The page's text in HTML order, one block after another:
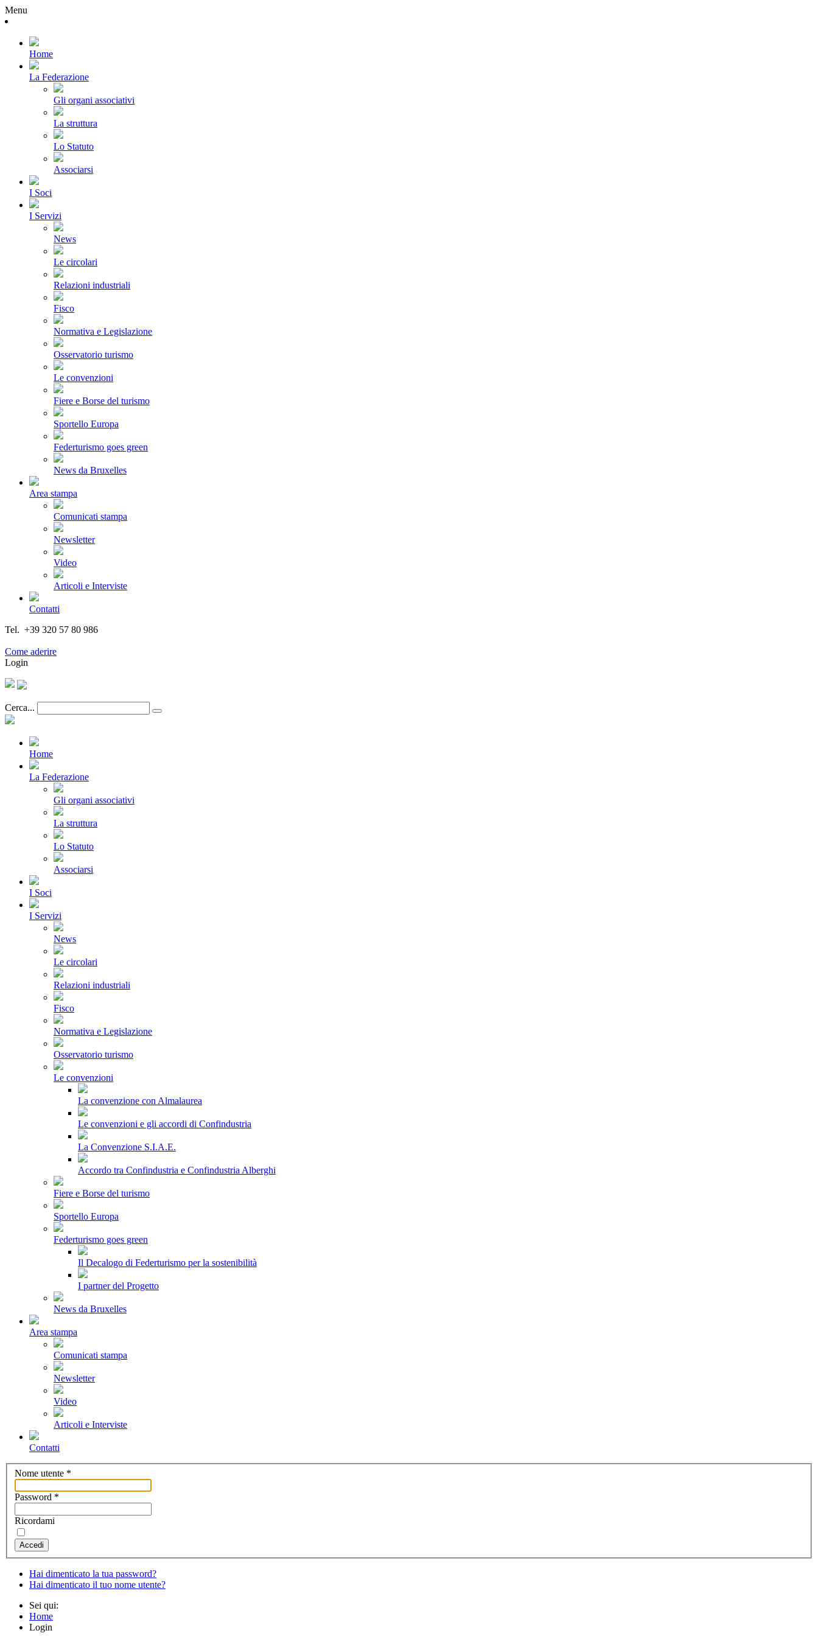
Menu
Home
La Federazione
Gli organi associativi
La struttura
Lo Statuto
Associarsi
I Soci
I Servizi
News
Le circolari
Relazioni industriali
Fisco
Normativa e Legislazione
Osservatorio turismo
Le convenzioni
Fiere e Borse del turismo
Sportello Europa
Federturismo goes green
News da Bruxelles
Area stampa
Comunicati stampa
Newsletter
Video
Articoli e Interviste
Contatti
Tel. +39 320 57 80 986
Come aderire
Login
Cerca...
Home
La Federazione
Gli organi associativi
La struttura
Lo Statuto
Associarsi
I Soci
I Servizi
News
Le circolari
Relazioni industriali
Fisco
Normativa e Legislazione
Osservatorio turismo
Le convenzioni
La convenzione con Almalaurea
Le convenzioni e gli accordi di Confindustria
La Convenzione S.I.A.E.
Accordo tra Confindustria e Confindustria Alberghi
Fiere e Borse del turismo
Sportello Europa
Federturismo goes green
Il Decalogo di Federturismo per la sostenibilità
I partner del Progetto
News da Bruxelles
Area stampa
Comunicati stampa
Newsletter
Video
Articoli e Interviste
Contatti
Nome utente *
Password *
Ricordami
Accedi
Hai dimenticato la tua password?
Hai dimenticato il tuo nome utente?
Sei qui:
Home
Login